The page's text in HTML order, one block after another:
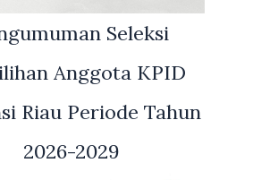
Seleksi
Anggota KPID
Riau Periode Tahun
2026-2029